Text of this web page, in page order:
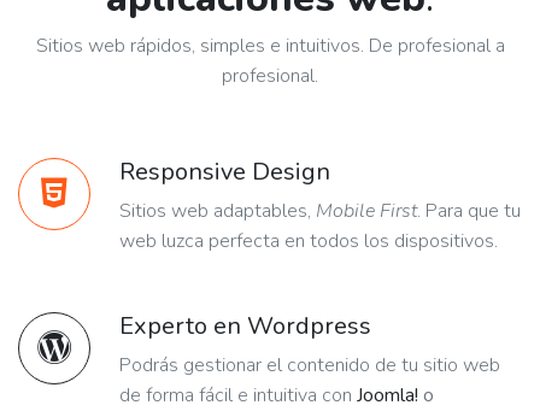
Sitios web rápidos, simples e intuitivos. De profesional a
profesional.
Responsive Design
Sitios web adaptables, Mobile First. Para que tu
web luzca perfecta en todos los dispositivos.
Experto en Wordpress
Podrás gestionar el contenido de tu sitio web
de forma fácil e intuitiva con Joomla! o